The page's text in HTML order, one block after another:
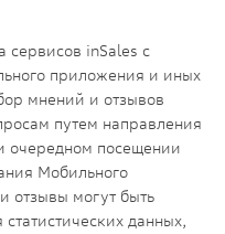
сервисов inSales с
приложения и иных
мнений и отзывов
путем направления
очередном посещении
Мобильного
отзывы могут быть
данных,